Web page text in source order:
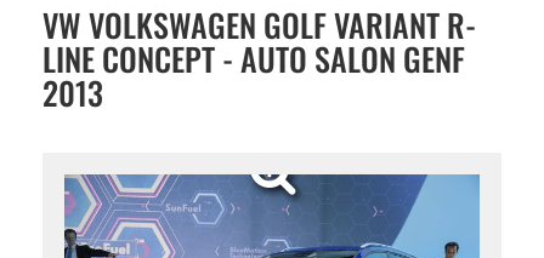
VW VOLKSWAGEN GOLF VARIANT R-
LINE CONCEPT - AUTO SALON GENF
2013